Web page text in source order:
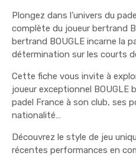
Plongez dans l’univers du
complète du joueur bertrand
bertrand BOUGLE incarne la
détermination sur les courts
Cette fiche vous invite à
joueur exceptionnel BOUGLE
padel France à son club, ses
nationalité…
Découvrez le style de jeu
récentes performances en